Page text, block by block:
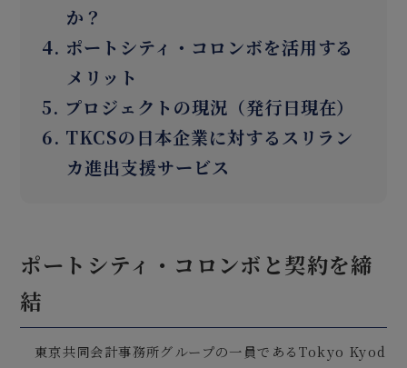
か？
4. ポートシティ・コロンボを活用する
メリット
5. プロジェクトの現況（発行日現在）
6. TKCSの日本企業に対するスリラン
カ進出支援サービス
ポートシティ・コロンボと契約を締
結
東京共同会計事務所グループの一員であるTokyo Kyod